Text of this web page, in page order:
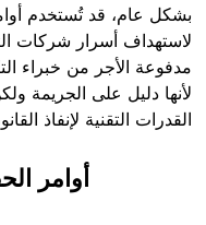
بشكل عام، قد تُستخدم
لاستهداف أسرار شركات
مدفوعة الأجر من خبراء
لأنها دليل على الجريمة
القدرات التقنية لإنفاذ
أوامر